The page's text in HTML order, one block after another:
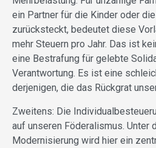
ein Partner für die Kinder oder
zurücksteckt, bedeutet diese
mehr Steuern pro Jahr. Das ist
eine Bestrafung für gelebte
Verantwortung. Es ist eine
derjenigen, die das Rückgrat
Zweitens: Die
auf unseren Föderalismus. Unter
Modernisierung wird hier ein